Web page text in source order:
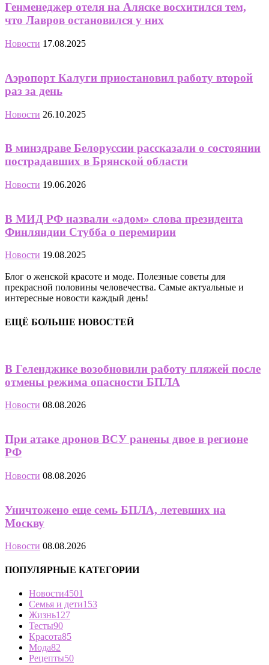
Генменеджер отеля на Аляске восхитился тем,
что Лавров остановился у них
Новости 17.08.2025
Аэропорт Калуги приостановил работу второй
раз за день
Новости 26.10.2025
В минздраве Белоруссии рассказали о состоянии
пострадавших в Брянской области
Новости 19.06.2026
В МИД РФ назвали «адом» слова президента
Финляндии Стубба о перемирии
Новости 19.08.2025
Блог о женской красоте и моде. Полезные советы для
прекрасной половины человечества. Самые актуальные и
интересные новости каждый день!
ЕЩЁ БОЛЬШЕ НОВОСТЕЙ
В Геленджике возобновили работу пляжей после
отмены режима опасности БПЛА
Новости 08.08.2026
При атаке дронов ВСУ ранены двое в регионе
РФ
Новости 08.08.2026
Уничтожено еще семь БПЛА, летевших на
Москву
Новости 08.08.2026
ПОПУЛЯРНЫЕ КАТЕГОРИИ
Новости4501
Семья и дети153
Жизнь127
Тесты90
Красота85
Мода82
Рецепты50